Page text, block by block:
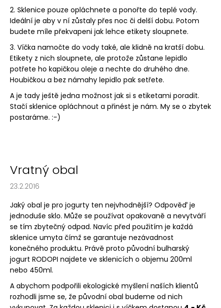
2. Sklenice pouze opláchnete a ponořte do teplé vody.
Ideální je aby v ní zůstaly přes noc či delší dobu. Potom
budete míle překvapeni jak lehce etikety sloupnete.
3. Víčka namočte do vody také, ale klidně na kratší dobu.
Etikety z nich sloupnete, ale protože zůstane lepidlo
potřete ho kapičkou oleje a nechte do druhého dne.
Houbičkou a bez námahy lepidlo pak setřete.
A je tady ještě jedna možnost jak si s etiketami poradit.
Stačí sklenice opláchnout a přinést je nám. My se o zbytek
postaráme. :-)
Vratný obal
23.2.2016
Jaký obal je pro jogurty ten nejvhodnější? Odpověď je
jednoduše sklo. Může se používat opakovaně a nevytváří
se tím zbytečný odpad. Navíc před použitím je každá
sklenice umyta čímž se garantuje nezávadnost
konečného produktu. Právě proto původní bulharský
jogurt RODOPI najdete ve sklenicích o objemu 200ml
nebo 450ml.
A abychom podpořili ekologické myšlení naších klientů
rozhodli jsme se, že původní obal budeme od nich